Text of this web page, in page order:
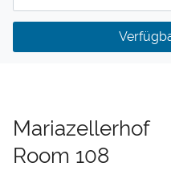
Mariazellerhof
Room 108